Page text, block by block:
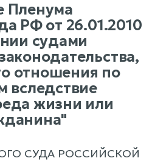
Пленума
РФ от 26.01.2010
судами
отношения по
вследствие
жизни или
СУДА РОССИЙСКОЙ